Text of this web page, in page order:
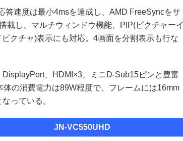
速度は最小4msを達成し、AMD FreeSyncをサ
載し、マルチウィンドウ機能、PIP(ピクチャーイ
クチャ)表示にも対応。4画面を分割表示も行な
、HDMI×3、ミニD-Sub15ピンと豊富
の消費電力は89W程度で、フレームには16mm
っている。
JN-VC550UHD